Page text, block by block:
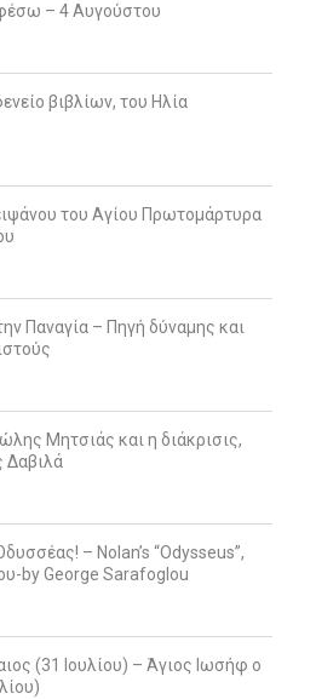
– 4 Αυγούστου
βιβλίων, του Ηλία
του Αγίου Πρωτομάρτυρα
Παναγία – Πηγή δύναμης και
Μητσιάς και η διάκρισις,
Δαβιλά
– Nolan’s “Odysseus”,
by George Sarafoglou
(31 Ιουλίου) – Άγιος Ιωσήφ ο